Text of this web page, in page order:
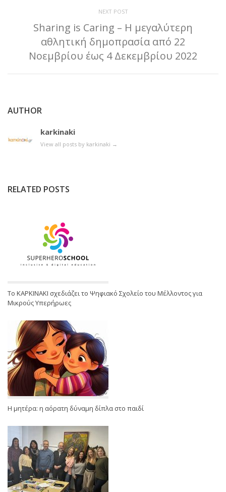
NEXT POST
Sharing is Caring – Η μεγαλύτερη
αθλητική δημοπρασία από 22
Νοεμβρίου έως 4 Δεκεμβρίου 2022
AUTHOR
karkinaki
View all posts by karkinaki →
RELATED POSTS
Το ΚΑΡΚΙΝΑΚΙ σχεδιάζει το Ψηφιακό Σχολείο του Μέλλοντος για
Μικρούς Υπερήρωες
Η μητέρα: η αόρατη δύναμη δίπλα στο παιδί